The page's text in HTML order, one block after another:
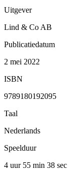
Uitgever
Lind & Co AB
Publicatiedatum
2 mei 2022
ISBN
9789180192095
Taal
Nederlands
Speelduur
4 uur 55 min 38 sec